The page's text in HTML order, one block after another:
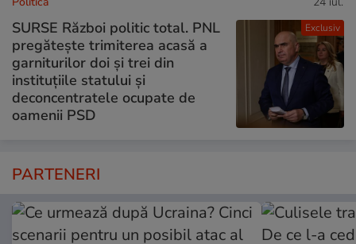
Exclusiv
SURSE Război politic total. PNL
pregătește trimiterea acasă a
garniturilor doi și trei din
instituțiile statului și
deconcentratele ocupate de
oamenii PSD
PARTENERI